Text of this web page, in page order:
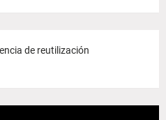
de reutilización